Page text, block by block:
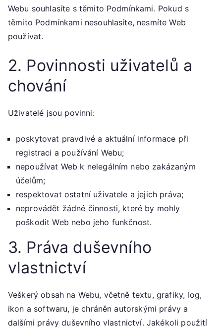
Webu souhlasíte s těmito Podmínkami. Pokud s
těmito Podmínkami nesouhlasíte, nesmíte Web
používat.
2. Povinnosti uživatelů a
chování
Uživatelé jsou povinni:
poskytovat pravdivé a aktuální informace při
registraci a používání Webu;
nepoužívat Web k nelegálním nebo zakázaným
účelům;
respektovat ostatní uživatele a jejich práva;
neprovádět žádné činnosti, které by mohly
poškodit Web nebo jeho funkčnost.
3. Práva duševního
vlastnictví
Veškerý obsah na Webu, včetně textu, grafiky, log,
ikon a softwaru, je chráněn autorskými právy a
dalšími právy duševního vlastnictví. Jakékoli použití